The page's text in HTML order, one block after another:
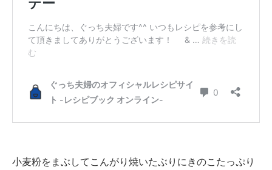
小麦粉をまぶしてこんがり焼いたぶりにきのこたっぷり